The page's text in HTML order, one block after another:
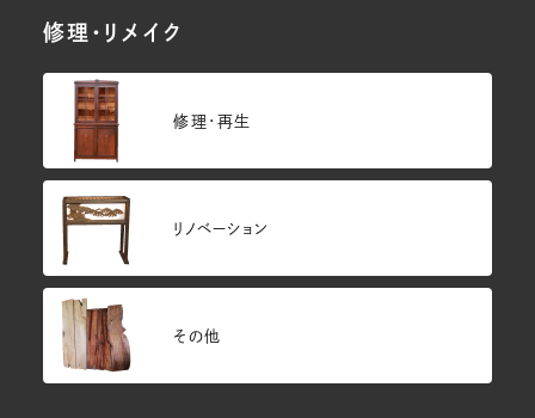
修理・リメイク
修理・再生
リノベーション
その他